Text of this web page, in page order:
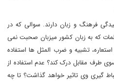
فرهنگ و زبان دارند. سوالی که در
که به زبان کشور میزبان صحبت نمی
تشبیه و ضرب المثل ها استفاده
طرف مقابل درک کند؟ عدم استفاده از
گیری وی تاثیر خواهد گذاشت؟ تا چه